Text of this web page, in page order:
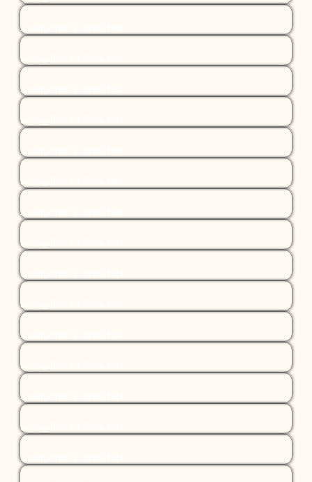
Lessing-Preis für Kritik 2008
Lessing-Preis für Kritik 2022
Lessing-Preis für Kritik 2022
Lessing-Preis für Kritik 2024
Lessing-Preis für Kritik 2000
Lessing-Preis für Kritik 2002
Lessing-Preis für Kritik 2020
Lessing-Preis für Kritik 2024
Lessing-Preis für Kritik 2024
Lessing-Preis für Kritik 2022
Lessing-Preis für Kritik 2022
Lessing-Preis für Kritik 2024
Lessing-Preis für Kritik 2024
Lessing-Preis für Kritik 2014
Lessing-Preis für Kritik 2024